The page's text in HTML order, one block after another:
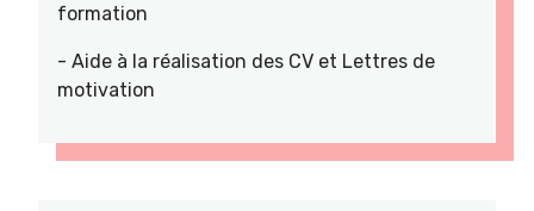
formation
- Aide à la réalisation des CV et Lettres de
motivation